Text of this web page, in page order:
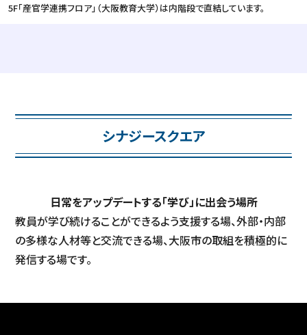
5F「産官学連携フロア」（大阪教育大学）は内階段で直結しています。
シナジースクエア
日常をアップデートする「学び」に出会う場所
教員が学び続けることができるよう支援する場、外部・内部
の多様な人材等と交流できる場、大阪市の取組を積極的に
発信する場です。